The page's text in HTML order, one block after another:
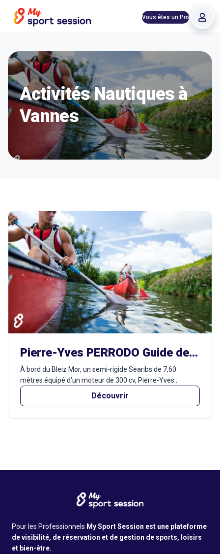
Vous êtes un Pro
Activités Nautiques à
Vannes
Pierre-Yves PERRODO Guide de pêche
À bord du Bleiz Mor, un semi-rigide Searibs de 7,60
mètres équipé d’un moteur de 300 cv, Pierre-Yves...
Découvrir
Pour les Professionnels My Sport Session est une plateforme
de visibilité, de réservation et de gestion de sports, loisirs
et bien-être.